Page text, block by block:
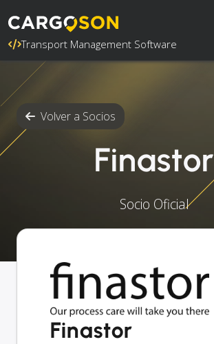
Transport Management Software
Volver a Socios
Finastor
Socio Oficial
Finastor